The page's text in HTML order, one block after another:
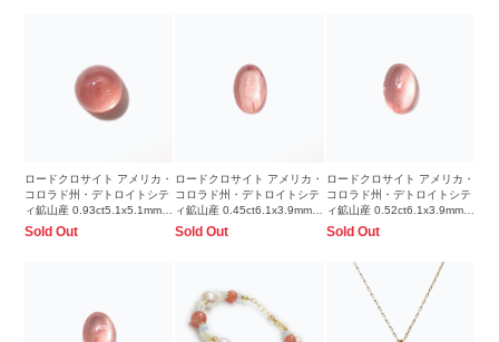
ロードクロサイト アメリカ・
コロラド州・デトロイトシテ
ィ鉱山産 0.93ct5.1x5.1mm前
後
Sold Out
ロードクロサイト アメリカ・
コロラド州・デトロイトシテ
ィ鉱山産 0.45ct6.1x3.9mm前
後
Sold Out
ロードクロサイト アメリカ・
コロラド州・デトロイトシテ
ィ鉱山産 0.52ct6.1x3.9mm前
後
Sold Out